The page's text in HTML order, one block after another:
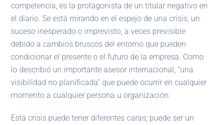
competencia, es la protagonista de un titular negativo en
el diario. Se está mirando en el espejo de una crisis, un
suceso inesperado o imprevisto, a veces previsible
debido a cambios bruscos del entorno que pueden
condicionar el presente o el futuro de la empresa. Como
lo describió un importante asesor internacional, “una
visibilidad no planificada” que puede ocurrir en cualquier
momento a cualquier persona u organización.
Esta crisis puede tener diferentes caras; puede ser un